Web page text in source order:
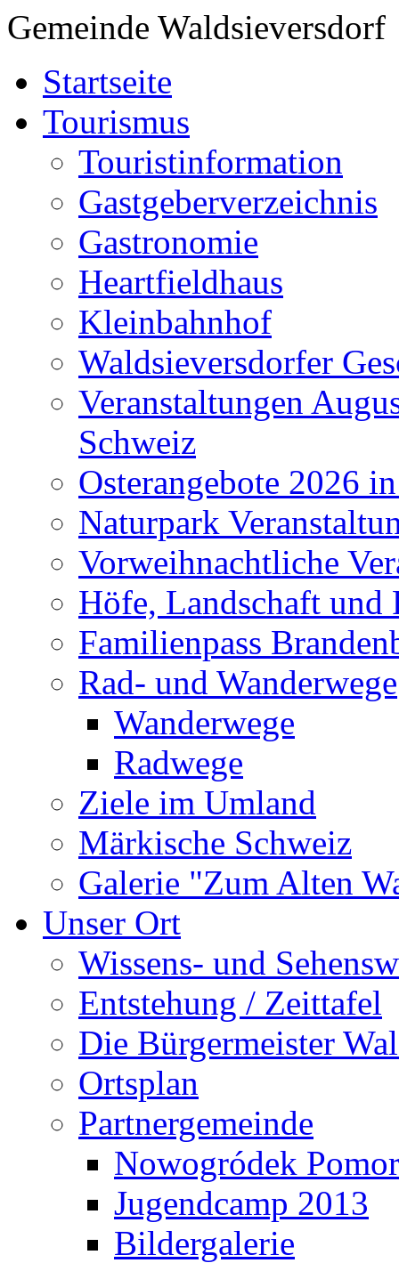
Gemeinde Waldsieversdorf
Startseite
Tourismus
Touristinformation
Gastgeberverzeichnis
Gastronomie
Heartfieldhaus
Kleinbahnhof
Waldsieversdorfer
Veranstaltungen
Schweiz
Osterangebote 2026
Naturpark
Vorweihnachtliche
Höfe, Landschaft und
Familienpass
Rad- und Wanderwege
Wanderwege
Radwege
Ziele im Umland
Märkische Schweiz
Galerie "Zum Alten
Unser Ort
Wissens- und
Entstehung / Zeittafel
Die Bürgermeister
Ortsplan
Partnergemeinde
Nowogródek
Jugendcamp 2013
Bildergalerie